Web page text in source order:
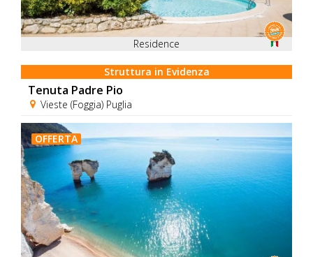
Residence
Struttura in Evidenza
Tenuta Padre Pio
Vieste (Foggia) Puglia
OFFERTA